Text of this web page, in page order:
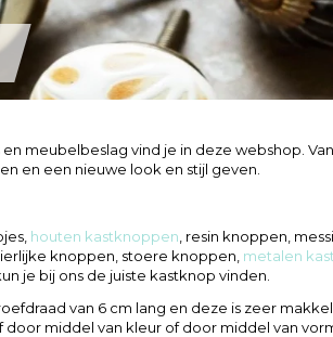
meubelbeslag vind je in deze webshop.
en een nieuwe look en stijl geven.
houten kastknoppen , resin knoppen,
knoppen, stoere knoppen, metalen
je bij ons de juiste kastknop vinden.
van 6 cm lang en deze is zeer
middel van kleur of door middel van